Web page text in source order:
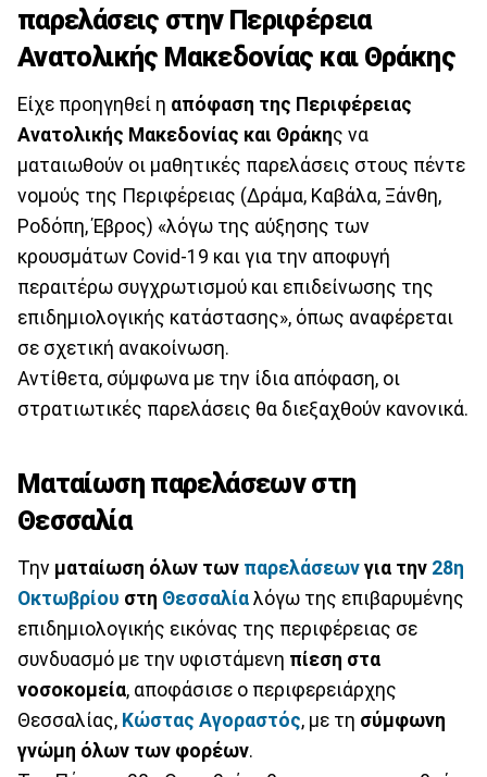
παρελάσεις στην Περιφέρεια
Ανατολικής Μακεδονίας και Θράκης
Είχε προηγηθεί η απόφαση της Περιφέρειας
Ανατολικής Μακεδονίας και Θράκης να
ματαιωθούν οι μαθητικές παρελάσεις στους πέντε
νομούς της Περιφέρειας (Δράμα, Καβάλα, Ξάνθη,
Ροδόπη, Έβρος) «λόγω της αύξησης των
κρουσμάτων Covid-19 και για την αποφυγή
περαιτέρω συγχρωτισμού και επιδείνωσης της
επιδημιολογικής κατάστασης», όπως αναφέρεται
σε σχετική ανακοίνωση.
Αντίθετα, σύμφωνα με την ίδια απόφαση, οι
στρατιωτικές παρελάσεις θα διεξαχθούν κανονικά.
Ματαίωση παρελάσεων στη
Θεσσαλία
Την ματαίωση όλων των παρελάσεων για την 28η
Οκτωβρίου στη Θεσσαλία λόγω της επιβαρυμένης
επιδημιολογικής εικόνας της περιφέρειας σε
συνδυασμό με την υφιστάμενη πίεση στα
νοσοκομεία, αποφάσισε ο περιφερειάρχης
Θεσσαλίας, Κώστας Αγοραστός, με τη σύμφωνη
γνώμη όλων των φορέων.